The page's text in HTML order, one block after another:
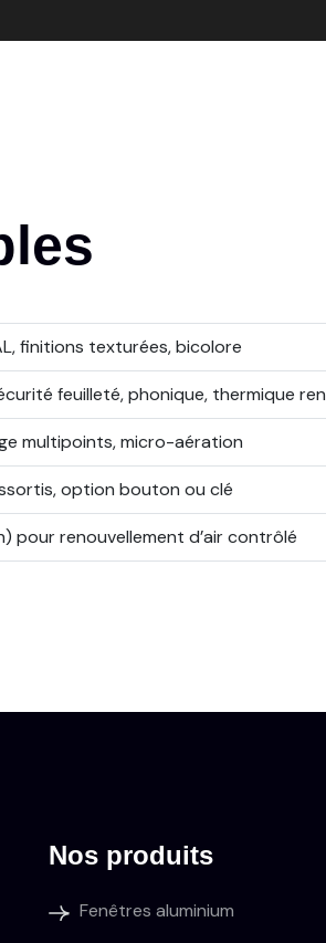
finitions texturées, bicolore
feuilleté, phonique, thermique
multipoints, micro-aération
option bouton ou clé
pour renouvellement d’air contrôlé
Nos produits
Fenêtres aluminium